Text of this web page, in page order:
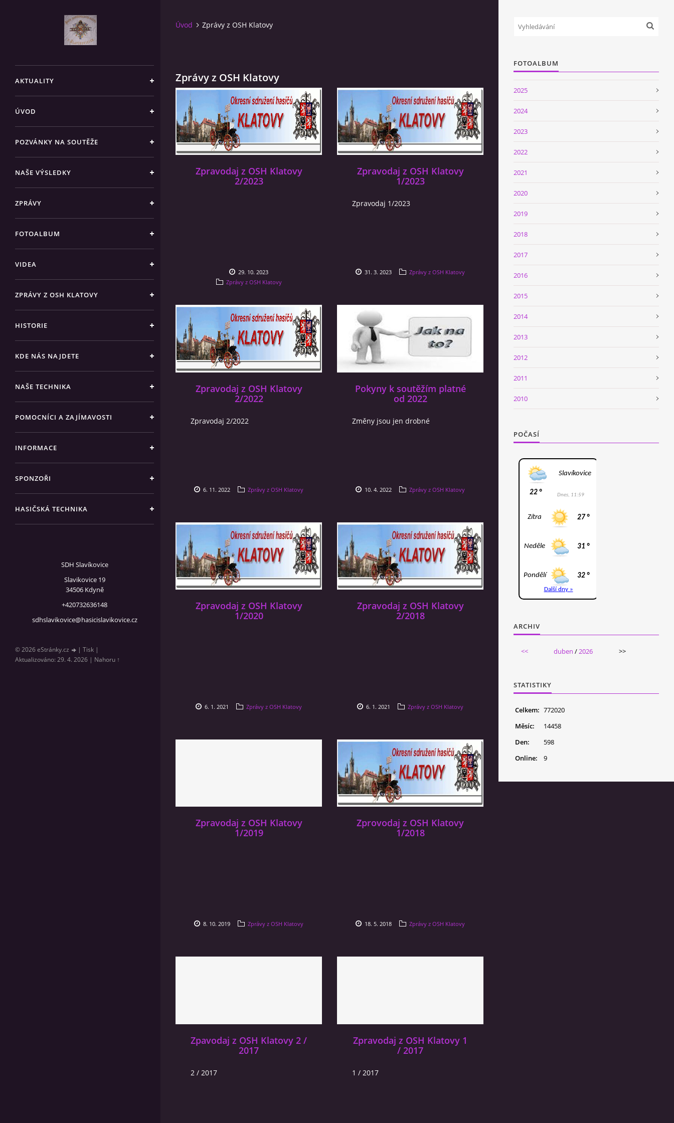
AKTUALITY
ÚVOD
POZVÁNKY NA SOUTĚŽE
NAŠE VÝSLEDKY
ZPRÁVY
FOTOALBUM
VIDEA
ZPRÁVY Z OSH KLATOVY
HISTORIE
KDE NÁS NAJDETE
NAŠE TECHNIKA
POMOCNÍCI A ZAJÍMAVOSTI
INFORMACE
SPONZOŘI
HASIČSKÁ TECHNIKA
SDH Slavíkovice
Slavikovice 19
34506 Kdyně
+420732636148
sdhslavikovice@hasicislavikovice.cz
© 2026 eStránky.cz | Tisk |
Aktualizováno: 29. 4. 2026 | Nahoru ↑
Úvod Zprávy z OSH Klatovy
Zprávy z OSH Klatovy
Zpravodaj z OSH Klatovy
2/2023
29. 10. 2023
Zprávy z OSH Klatovy
Zpravodaj z OSH Klatovy
1/2023
Zpravodaj 1/2023
31. 3. 2023 Zprávy z OSH Klatovy
Zpravodaj z OSH Klatovy
2/2022
Zpravodaj 2/2022
6. 11. 2022 Zprávy z OSH Klatovy
Pokyny k soutěžím platné
od 2022
Změny jsou jen drobné
10. 4. 2022 Zprávy z OSH Klatovy
Zpravodaj z OSH Klatovy
1/2020
6. 1. 2021 Zprávy z OSH Klatovy
Zpravodaj z OSH Klatovy
2/2018
6. 1. 2021 Zprávy z OSH Klatovy
Zpravodaj z OSH Klatovy
1/2019
8. 10. 2019 Zprávy z OSH Klatovy
Zprovodaj z OSH Klatovy
1/2018
18. 5. 2018 Zprávy z OSH Klatovy
Zpavodaj z OSH Klatovy 2 /
2017
2 / 2017
Zpravodaj z OSH Klatovy 1
/ 2017
1 / 2017
FOTOALBUM
2025
2024
2023
2022
2021
2020
2019
2018
2017
2016
2015
2014
2013
2012
2011
2010
POČASÍ
ARCHIV
<< duben /2026 >>
STATISTIKY
Online: 9
Celkem: 772020
Měsíc:
14458
Den:
598